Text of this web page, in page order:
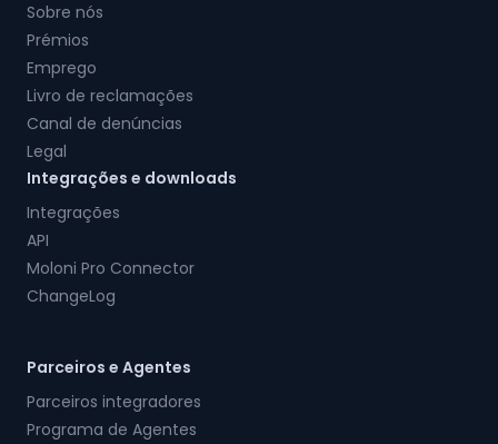
Sobre nós
Prémios
Emprego
Livro de reclamações
Canal de denúncias
Legal
Integrações e downloads
Integrações
API
Moloni Pro Connector
ChangeLog
Parceiros e Agentes
Parceiros integradores
Programa de Agentes